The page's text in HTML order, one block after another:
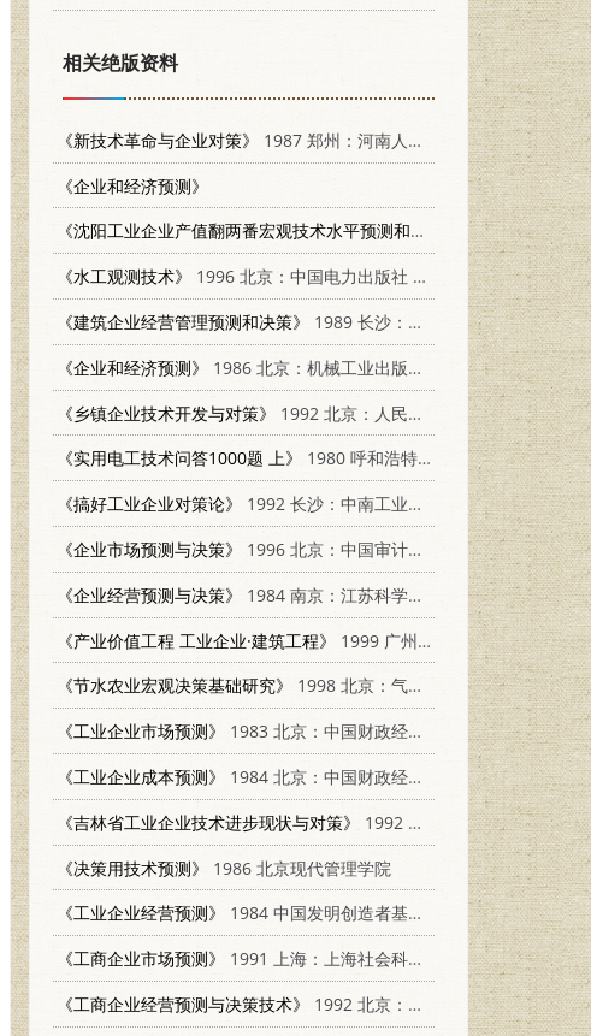
相关绝版资料
《新技术革命与企业对策》
1987 郑州：河南人民出版社 7215000567
《企业和经济预测》
《沈阳工业企业产值翻两番宏观技术水平预测和对策 第11集》
中国科
《水工观测技术》
1996 北京：中国电力出版社 7801250281
《建筑企业经营管理预测和决策》
1989 长沙：湖南大学出版社 7314004234
《企业和经济预测》
1986 北京：机械工业出版社 15033·6528
《乡镇企业技术开发与对策》
1992 北京：人民出版社 7010011451
《实用电工技术问答1000题 上》
1980 呼和浩特：内蒙古人民出版社 15089·36(上)
《搞好工业企业对策论》
1992 长沙：中南工业大学出版社 7810204475
《企业市场预测与决策》
1996 北京：中国审计出版社 7800644707
《企业经营预测与决策》
1984 南京：江苏科学技术出版社 4196·005
《产业价值工程 工业企业·建筑工程》
1999 广州：暨南大学出版社 7810297392
《节水农业宏观决策基础研究》
1998 北京：气象出版社 7502923659
《工业企业市场预测》
1983 北京：中国财政经济出版社 4166·419
《工业企业成本预测》
1984 北京：中国财政经济出版社 4166·536
《吉林省工业企业技术进步现状与对策》
1992 长春：吉林人民出版社 7206015468
《决策用技术预测》
1986 北京现代管理学院
《工业企业经营预测》
1984 中国发明创造者基金会；中国预测研究会
《工商企业市场预测》
1991 上海：上海社会科学院出版社 7805156816
《工商企业经营预测与决策技术》
1992 北京：北京经济学院出版社 7563803130